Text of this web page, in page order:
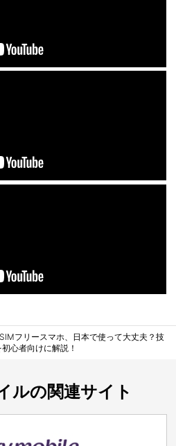
フリースマホ、日本で使って大丈夫？技
心者向けに解説！
ルの関連サイト